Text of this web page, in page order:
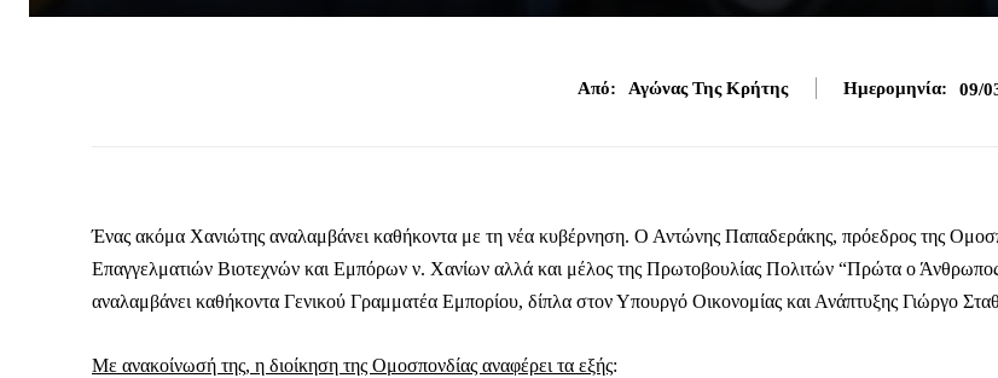
Από: Αγώνας Της Κρήτης Ημερομηνία: 09/
Ένας ακόμα Χανιώτης αναλαμβάνει καθήκοντα με τη νέα κυβέρνηση. Ο Αντώνης Παπαδεράκης, πρόεδρος της
Επαγγελματιών Βιοτεχνών και Εμπόρων ν. Χανίων αλλά και μέλος της Πρωτοβουλίας Πολιτών “Πρώτα ο
αναλαμβάνει καθήκοντα Γενικού Γραμματέα Εμπορίου, δίπλα στον Υπουργό Οικονομίας και Ανάπτυξης Γιώργο
Με ανακοίνωσή της, η διοίκηση της Ομοσπονδίας αναφέρει τα εξής: